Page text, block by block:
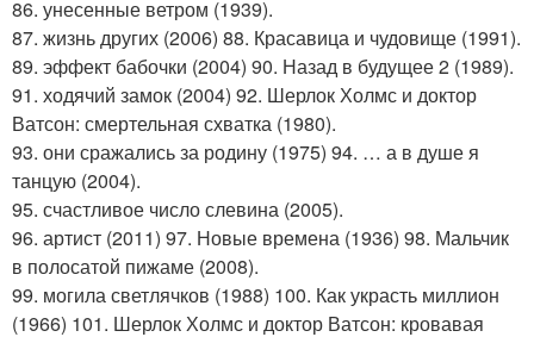
86. унесенные ветром (1939).
87. жизнь других (2006) 88. Красавица и чудовище (1991).
89. эффект бабочки (2004) 90. Назад в будущее 2 (1989).
91. ходячий замок (2004) 92. Шерлок Холмс и доктор
Ватсон: смертельная схватка (1980).
93. они сражались за родину (1975) 94. … а в душе я
танцую (2004).
95. счастливое число слевина (2005).
96. артист (2011) 97. Новые времена (1936) 98. Мальчик
в полосатой пижаме (2008).
99. могила светлячков (1988) 100. Как украсть миллион
(1966) 101. Шерлок Холмс и доктор Ватсон: кровавая